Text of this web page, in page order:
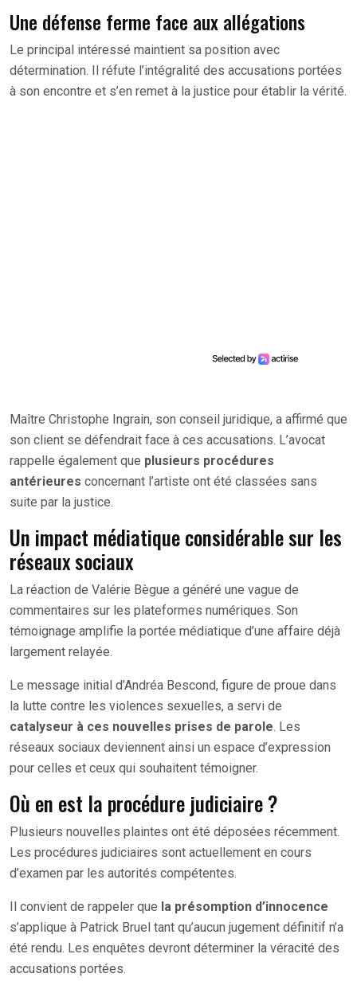
Une défense ferme face aux allégations
Le principal intéressé maintient sa position avec
détermination. Il réfute l’intégralité des accusations portées
à son encontre et s’en remet à la justice pour établir la vérité.
Maître Christophe Ingrain, son conseil juridique, a affirmé que
son client se défendrait face à ces accusations. L’avocat
rappelle également que plusieurs procédures
antérieures concernant l’artiste ont été classées sans
suite par la justice.
Un impact médiatique considérable sur les
réseaux sociaux
La réaction de Valérie Bègue a généré une vague de
commentaires sur les plateformes numériques. Son
témoignage amplifie la portée médiatique d’une affaire déjà
largement relayée.
Le message initial d’Andréa Bescond, figure de proue dans
la lutte contre les violences sexuelles, a servi de
catalyseur à ces nouvelles prises de parole. Les
réseaux sociaux deviennent ainsi un espace d’expression
pour celles et ceux qui souhaitent témoigner.
Où en est la procédure judiciaire ?
Plusieurs nouvelles plaintes ont été déposées récemment.
Les procédures judiciaires sont actuellement en cours
d’examen par les autorités compétentes.
Il convient de rappeler que la présomption d’innocence
s’applique à Patrick Bruel tant qu’aucun jugement définitif n’a
été rendu. Les enquêtes devront déterminer la véracité des
accusations portées.